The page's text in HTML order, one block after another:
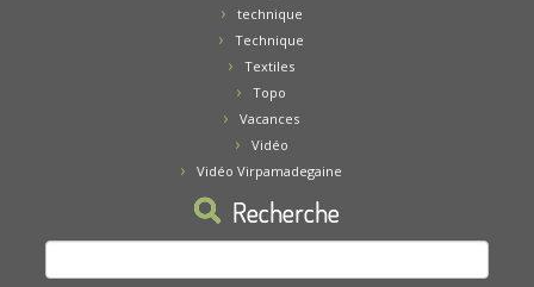
technique
Technique
Textiles
Topo
Vacances
Vidéo
Vidéo Virpamadegaine
Recherche